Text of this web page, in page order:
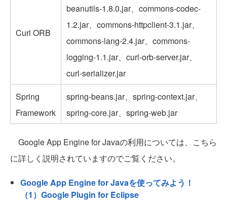
Curl ORB
beanutils-1.8.0.jar、commons-codec-
1.2.jar、commons-httpclient-3.1.jar、
commons-lang-2.4.jar、commons-
logging-1.1.jar、curl-orb-server.jar、
curl-serializer.jar
Spring
Framework
spring-beans.jar、spring-context.jar、
spring-core.jar、spring-web.jar
Google App Engine for Javaの利用については、こちら
に詳しく説明されていますのでご覧ください。
Google App Engine for Javaを使ってみよう！
（1）Google Plugin for Eclipse